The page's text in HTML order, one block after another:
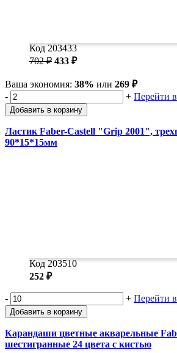
Код 203433
702 ₽ 433 ₽
Ваша экономия: 38% или 269 ₽
-
+ Перейти
Добавить в корзину
Ластик Faber-Castell "Grip 2001",
90*15*15мм
Код 203510
252 ₽
- + Перейти
Добавить в корзину
Карандаши цветные акварельные
шестигранные 24 цвета с кистью